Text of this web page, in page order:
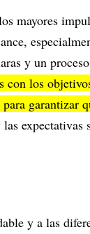
mayores
y un
con los
garantizar
expectativas
y a las